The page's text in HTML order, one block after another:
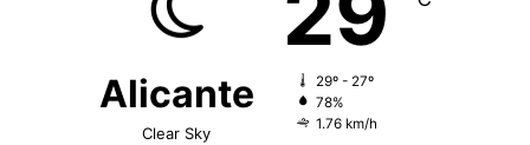
Alicante
Clear Sky
29º - 27º
78%
1.76 km/h